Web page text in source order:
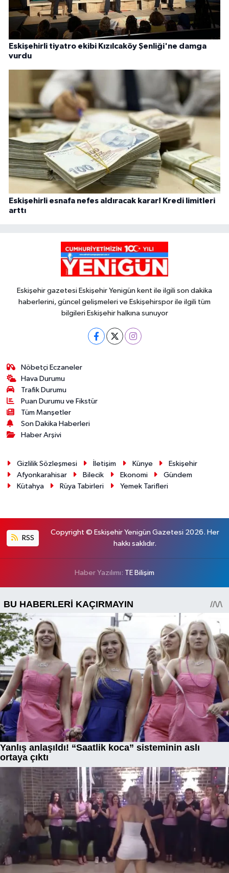
Eskişehirli tiyatro ekibi Kızılcaköy Şenliği'ne damga
vurdu
Eskişehirli esnafa nefes aldıracak karar! Kredi limitleri
arttı
Eskişehir gazetesi Eskişehir Yenigün kent ile ilgili son dakika
haberlerini, güncel gelişmeleri ve Eskişehirspor ile ilgili tüm
bilgileri Eskişehir halkına sunuyor
Nöbetçi Eczaneler
Hava Durumu
Trafik Durumu
Puan Durumu ve Fikstür
Tüm Manşetler
Son Dakika Haberleri
Haber Arşivi
Gizlilik Sözleşmesi İletişim Künye
Eskişehir
Afyonkarahisar
Bilecik Ekonomi
Gündem
Kütahya
Rüya Tabirleri Yemek Tarifleri
RSS
Copyright © Eskişehir Yenigün Gazetesi 2026. Her
hakkı saklıdır.
Haber Yazılımı: TE Bilişim